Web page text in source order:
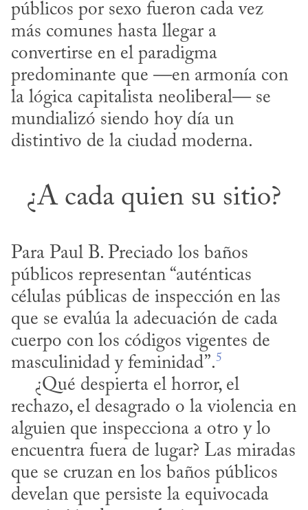
públicos por sexo fueron cada vez
más comunes hasta llegar a
convertirse en el paradigma
predominante que —en armonía con
la lógica capitalista neoliberal— se
mundializó siendo hoy día un
distintivo de la ciudad moderna.
¿A cada quien su sitio?
Para Paul B. Preciado los baños
públicos representan “auténticas
células públicas de inspección en las
que se evalúa la adecuación de cada
cuerpo con los códigos vigentes de
masculinidad y feminidad”.5
rechazo, el desagrado o la violencia en
alguien que inspecciona a otro y lo
encuentra fuera de lugar? Las miradas
que se cruzan en los baños públicos
develan que persiste la equivocada